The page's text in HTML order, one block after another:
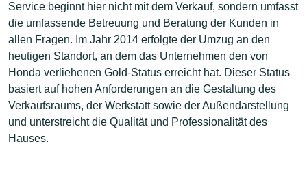
Service beginnt hier nicht mit dem Verkauf, sondern umfasst
die umfassende Betreuung und Beratung der Kunden in
allen Fragen. Im Jahr 2014 erfolgte der Umzug an den
heutigen Standort, an dem das Unternehmen den von
Honda verliehenen Gold-Status erreicht hat. Dieser Status
basiert auf hohen Anforderungen an die Gestaltung des
Verkaufsraums, der Werkstatt sowie der Außendarstellung
und unterstreicht die Qualität und Professionalität des
Hauses.